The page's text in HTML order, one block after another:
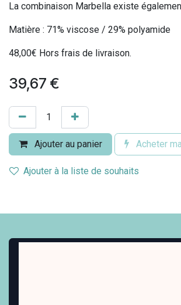
La combinaison Marbella existe
Matière : 71% viscose / 29% polyamide
48,00€ Hors frais de livraison.
39,67 €
Ajouter au panier Acheter
Ajouter à la liste de souhaits